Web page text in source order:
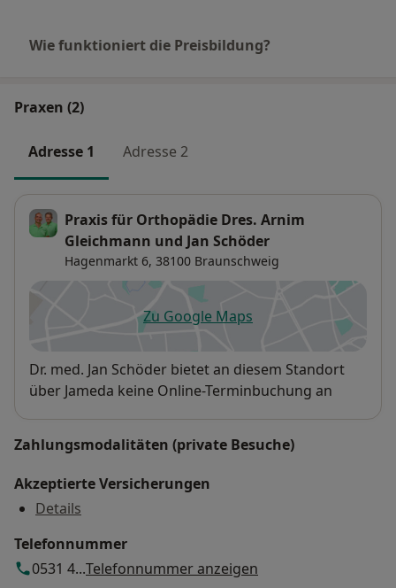
Wie funktioniert die Preisbildung?
Praxen (2)
Adresse 1 Adresse 2
Praxis für Orthopädie Dres. Arnim
Gleichmann und Jan Schöder
Hagenmarkt 6, 38100 Braunschweig
Zu Google Mapsöffnet in einer neuen
Verfügbarkeit
Dr. med. Jan Schöder bietet an diesem Standort
über Jameda keine Online-Terminbuchung an
Zahlungsmodalitäten (private Besuche)
Akzeptierte Versicherungen
Details
Telefonnummer
0531 4...Telefonnummer anzeigen